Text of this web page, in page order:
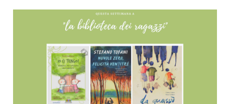
FACEBOOK
TWITTER
WHATSAPP
MAIL